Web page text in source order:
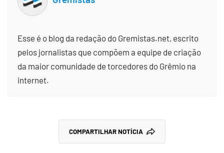
Esse é o blog da redação do Gremistas.net, escrito
pelos jornalistas que compõem a equipe de criação
da maior comunidade de torcedores do Grêmio na
internet.
COMPARTILHAR NOTÍCIA